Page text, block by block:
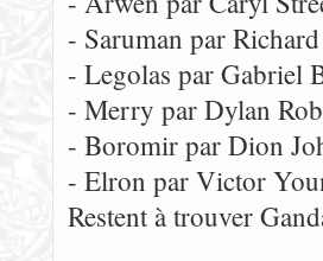
- Saruman par
- Legolas par Gabriel
- Merry par Dylan
- Boromir par Dion
- Elron par Victor
Restent à trouver